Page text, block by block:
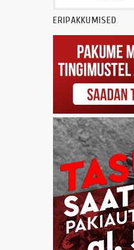
ERIPAKKUMISED